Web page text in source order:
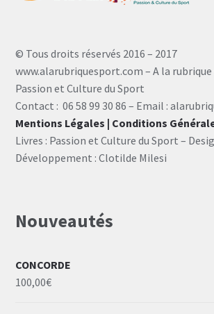
© Tous droits réservés 2016 – 2017
www.alarubriquesport.com – A la
Passion et Culture du Sport
Contact : 06 58 99 30 86 – Email :
Mentions Légales | Conditions
Livres : Passion et Culture du Sport –
Développement : Clotilde Milesi
Nouveautés
CONCORDE
100,00€